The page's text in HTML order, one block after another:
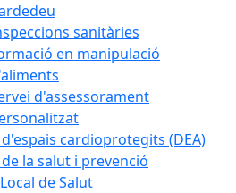
sanitàries
en manipulació
d'assessorament
cardioprotegits (DEA)
la salut i prevenció
de Salut